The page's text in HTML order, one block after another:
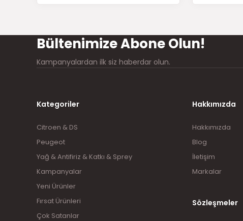
Bültenimize Abone Olun!
Kampanyalardan ilk siz haberdar olun.
Kategoriler
Citroen & DS
Peugeot
Yağ & Antifiriz & Katkı & Sprey
Kampanyalar
Yeni Ürünler
Fırsat Ürünleri
Çok Satanlar
Hakkımızda
Hakkımızda
Blog
İletişim
Markalar
Sözleşmeler